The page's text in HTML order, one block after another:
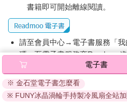
書籍即可開始離線閱讀。
請至會員中心→電子書服務「
碼』至電子書服務商Readmoo
退換貨須知：
因版權保護，您在金石堂所購買
的閱讀軟體開啟閱讀，無法以
電子書
※ 金石堂電子書怎麼看
※ FUNY冰晶渦輪手持製冷風扇全站